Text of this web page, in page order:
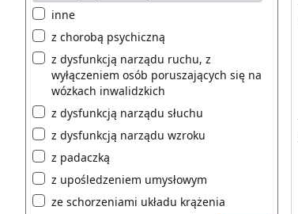
inne
z chorobą psychiczną
z dysfunkcją narządu ruchu, z
wyłączeniem osób poruszających się na
wózkach inwalidzkich
z dysfunkcją narządu słuchu
z dysfunkcją narządu wzroku
z padaczką
z upośledzeniem umysłowym
ze schorzeniami układu krążenia